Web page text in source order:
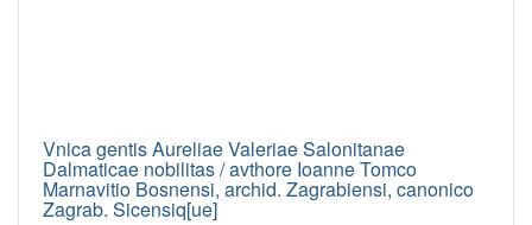
Vnica gentis Aureliae Valeriae Salonitanae
Dalmaticae nobilitas / avthore Ioanne Tomco
Marnavitio Bosnensi, archid. Zagrabiensi, canonico
Zagrab. Sicensiq[ue]